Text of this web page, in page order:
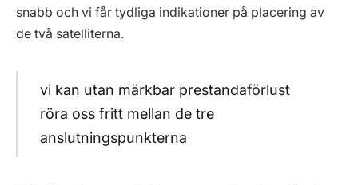
snabb och vi får tydliga indikationer på placering av
de två satelliterna.
vi kan utan märkbar prestandaförlust
röra oss fritt mellan de tre
anslutningspunkterna